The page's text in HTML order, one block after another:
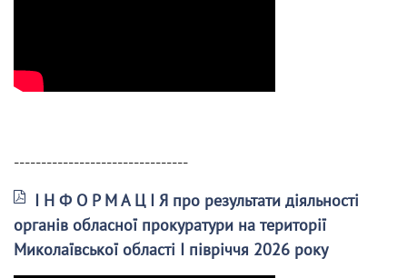
--------------------------------
І Н Ф О Р М А Ц І Я про результати діяльності
органів обласної прокуратури на території
Миколаївської області І півріччя 2026 року